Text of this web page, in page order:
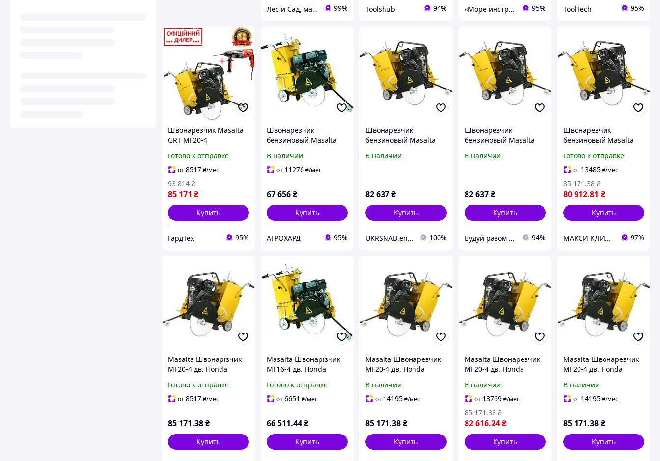
Лес и Сад, магазин инструментов и садово-парковой техники 99% Toolshub 94% «Море инструментов» 95% ToolTech 95%
Швонарезчик Masalta
GRT MF20-4
Готово к отправке
от8517₴/мес
85 171 ₴
93 814 ₴
Купить
ГардТех 95%
Швонарезчик
бензиновый Masalta
В наличии
от 11276₴/мес
67 656₴
Купить
АГРОХАРД 95%
Швонарезчик
бензиновый Masalta
В наличии
82 637₴
Купить
UKRSNAB.energo 100%
Швонарезчик
бензиновый Masalta
В наличии
82 637 ₴
Купить
Будуй разом з нами 94%
Швонарезчик
бензиновый Masalta
Готово к отправке
от 13485₴/мес
80 912.81 ₴
85 171.38 ₴
Купить
МАКСИ КЛИМАТ 97%
Masalta Швонарізчик
MF20-4 дв. Honda
500мм (не йде у
комлекті)
Готово к отправке
от8517₴/мес
85 171.38₴
Купить
Masalta Швонарізчик
MF16-4 дв. Honda
400мм (не йде у
комлекті)
Готово к отправке
от6651 ₴/мес
66 511.44₴
Купить
Masalta Швонарезчик
MF20-4 дв. Honda
500мм
В наличии
от 14195₴/мес
85 171.38₴
Купить
Masalta Швонарезчик
MF20-4 дв. Honda
500мм (не идет в
комлекте)
В наличии
от 13769 ₴/мес
82 616.24 ₴
85 171.38 ₴
Купить
Masalta Швонарезчик
MF20-4 дв. Honda
500мм (не идет в
комлекте)
В наличии
от 14195₴/мес
85 171.38₴
Купить